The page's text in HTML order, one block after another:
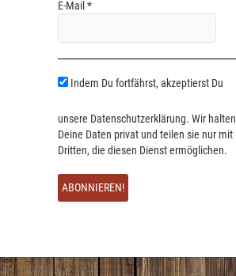
E-Mail *
Indem Du fortfährst, akzeptierst Du
unsere Datenschutzerklärung. Wir halten
Deine Daten privat und teilen sie nur mit
Dritten, die diesen Dienst ermöglichen.